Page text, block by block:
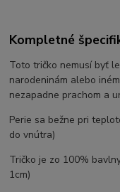
Kompletné
Toto tričko nemusí byť
narodeninám alebo
nezapadne prachom a
Perie sa bežne pri
do vnútra)
Tričko je zo 100%
1cm)